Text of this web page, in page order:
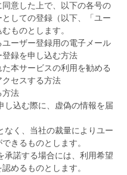
意した上で、以下の各号の
しての登録（以下、「ユー
ものとします。
ーザー登録用の電子メール
録を申し込む方法
本サービスの利用を勧める
セスする方法
方法
し込む際に、虚偽の情報を届
なく、当社の裁量によりユー
きるものとします。
承諾する場合には、利用希望
めるものとします。